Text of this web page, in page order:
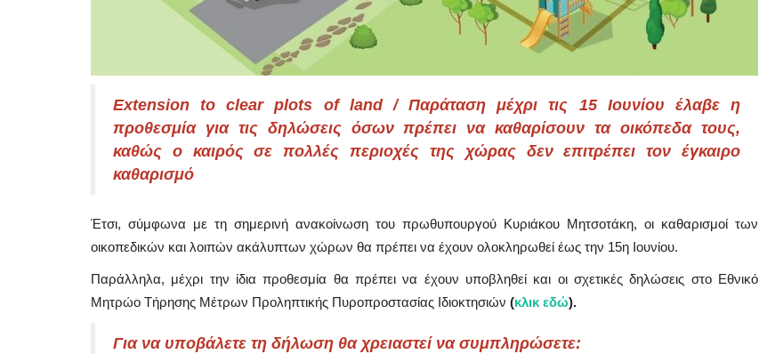
Extension to clear plots of land / Παράταση μέχρι τις 15 Ιουνίου έλαβε η
προθεσμία για τις δηλώσεις όσων πρέπει να καθαρίσουν τα οικόπεδα τους,
καθώς ο καιρός σε πολλές περιοχές της χώρας δεν επιτρέπει τον έγκαιρο
καθαρισμό
Έτσι, σύμφωνα με τη σημερινή ανακοίνωση του πρωθυπουργού Κυριάκου Μητσοτάκη, οι καθαρισμοί των
οικοπεδικών και λοιπών ακάλυπτων χώρων θα πρέπει να έχουν ολοκληρωθεί έως την 15η Ιουνίου.
Παράλληλα, μέχρι την ίδια προθεσμία θα πρέπει να έχουν υποβληθεί και οι σχετικές δηλώσεις στο Εθνικό
Μητρώο Τήρησης Μέτρων Προληπτικής Πυροπροστασίας Ιδιοκτησιών (κλικ εδώ).
Για να υποβάλετε τη δήλωση θα χρειαστεί να συμπληρώσετε: